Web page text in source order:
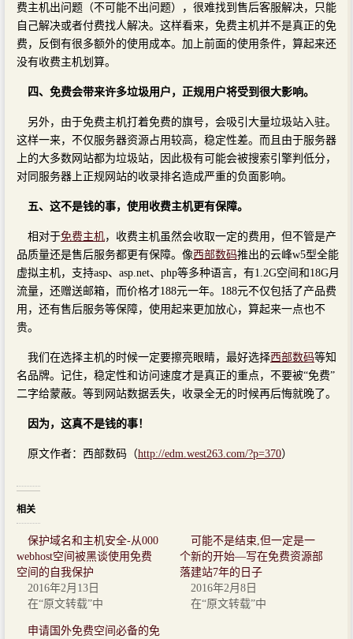
费主机出问题（不可能不出问题），很难找到售后客服解决，只能
自己解决或者付费找人解决。这样看来，免费主机并不是真正的免
费，反倒有很多额外的使用成本。加上前面的使用条件，算起来还
没有收费主机划算。
四、免费会带来许多垃圾用户，正规用户将受到很大影响。
另外，由于免费主机打着免费的旗号，会吸引大量垃圾站入驻。
这样一来，不仅服务器资源占用较高，稳定性差。而且由于服务器
上的大多数网站都为垃圾站，因此极有可能会被搜索引擎判低分，
对同服务器上正规网站的收录排名造成严重的负面影响。
五、这不是钱的事，使用收费主机更有保障。
相对于免费主机，收费主机虽然会收取一定的费用，但不管是产
品质量还是售后服务都更有保障。像西部数码推出的云峰w5型全能
虚拟主机，支持asp、asp.net、php等多种语言，有1.2G空间和18G月
流量，还赠送邮箱，而价格才188元一年。188元不仅包括了产品费
用，还有售后服务等保障，使用起来更加放心，算起来一点也不
贵。
我们在选择主机的时候一定要擦亮眼睛，最好选择西部数码等知
名品牌。记住，稳定性和访问速度才是真正的重点，不要被“免费”
二字给蒙蔽。等到网站数据丢失，收录全无的时候再后悔就晚了。
因为，这真不是钱的事！
原文作者：西部数码（http://edm.west263.com/?p=370）
相关
保护域名和主机安全-从000
webhost空间被黑谈使用免费
空间的自我保护
2016年2月13日
在“原文转载”中
可能不是结束,但一定是一
个新的开始—写在免费资源部
落建站7年的日子
2016年2月8日
在“原文转载”中
申请国外免费空间必备的免